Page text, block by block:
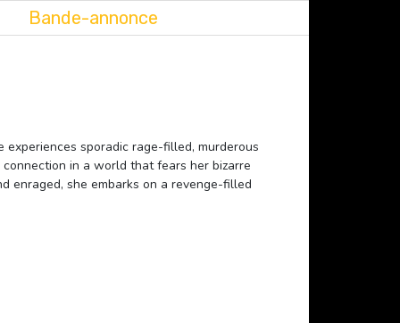
Bande-annonce
sporadic rage-filled, murderous
in a world that fears her bizarre
enraged, she embarks on a revenge-filled